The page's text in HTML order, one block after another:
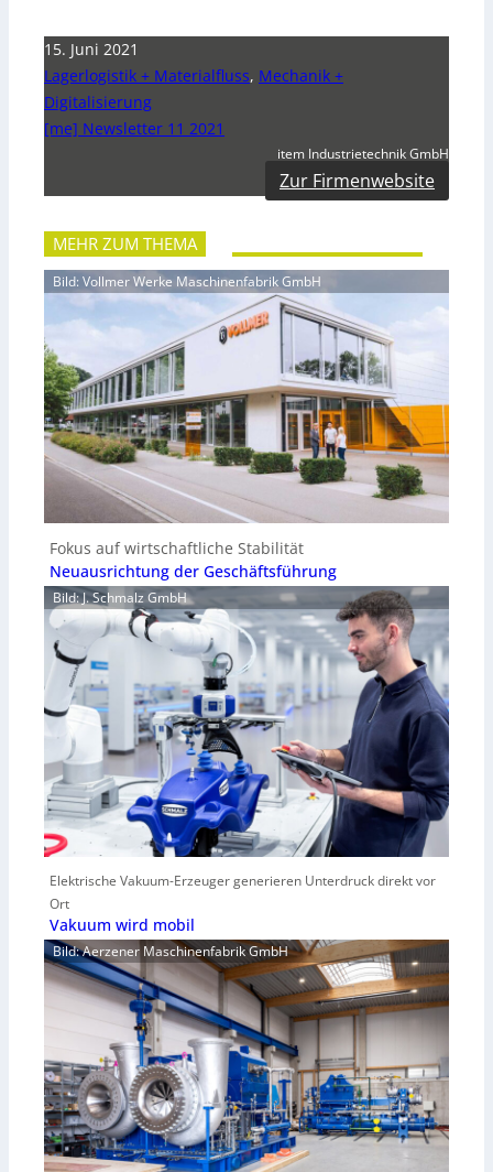
15. Juni 2021
Lagerlogistik + Materialfluss, Mechanik +
Digitalisierung
[me] Newsletter 11 2021
item Industrietechnik GmbH
Zur Firmenwebsite
MEHR ZUM THEMA
Bild: Vollmer Werke Maschinenfabrik GmbH
Fokus auf wirtschaftliche Stabilität
Neuausrichtung der Geschäftsführung
Bild: J. Schmalz GmbH
Elektrische Vakuum-Erzeuger generieren Unterdruck direkt vor
Ort
Vakuum wird mobil
Bild: Aerzener Maschinenfabrik GmbH